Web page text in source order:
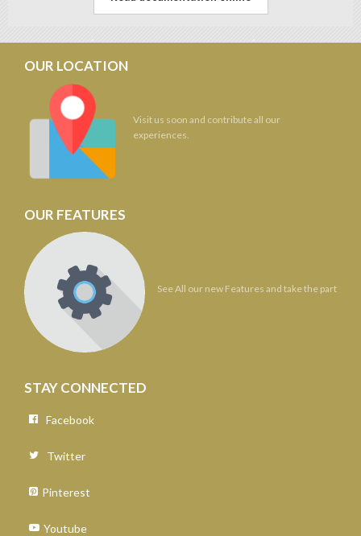
OUR LOCATION
Visit us soon and contribute all our
experiences.
OUR FEATURES
See All our new Features and take the part
STAY CONNECTED
Facebook
Twitter
Pinterest
Youtube